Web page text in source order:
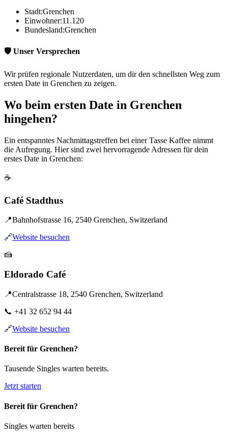
Stadt:Grenchen
Einwohner:11.120
Bundesland:Grenchen
🛡️ Unser Versprechen
Wir prüfen regionale Nutzerdaten, um dir den schnellsten Weg zum
ersten Date in Grenchen zu zeigen.
Wo beim ersten Date in Grenchen
hingehen?
Ein entspanntes Nachmittagstreffen bei einer Tasse Kaffee nimmt
die Aufregung. Hier sind zwei hervorragende Adressen für dein
erstes Date in Grenchen:
☕
Café Stadthus
📍Bahnhofstrasse 16, 2540 Grenchen, Switzerland
🔗Website besuchen
🍰
Eldorado Café
📍Centralstrasse 18, 2540 Grenchen, Switzerland
📞 +41 32 652 94 44
🔗Website besuchen
Bereit für Grenchen?
Tausende Singles warten bereits.
Jetzt starten
Bereit für Grenchen?
Singles warten bereits